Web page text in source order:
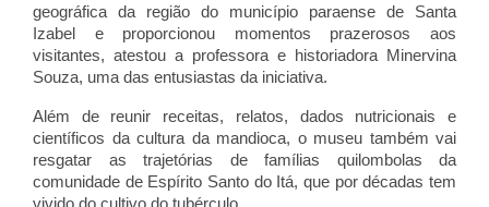
geográfica da região do município paraense de Santa
Izabel e proporcionou momentos prazerosos aos
visitantes, atestou a professora e historiadora Minervina
Souza, uma das entusiastas da iniciativa.
Além de reunir receitas, relatos, dados nutricionais e
científicos da cultura da mandioca, o museu também vai
resgatar as trajetórias de famílias quilombolas da
comunidade de Espírito Santo do Itá, que por décadas tem
vivido do cultivo do tubérculo.